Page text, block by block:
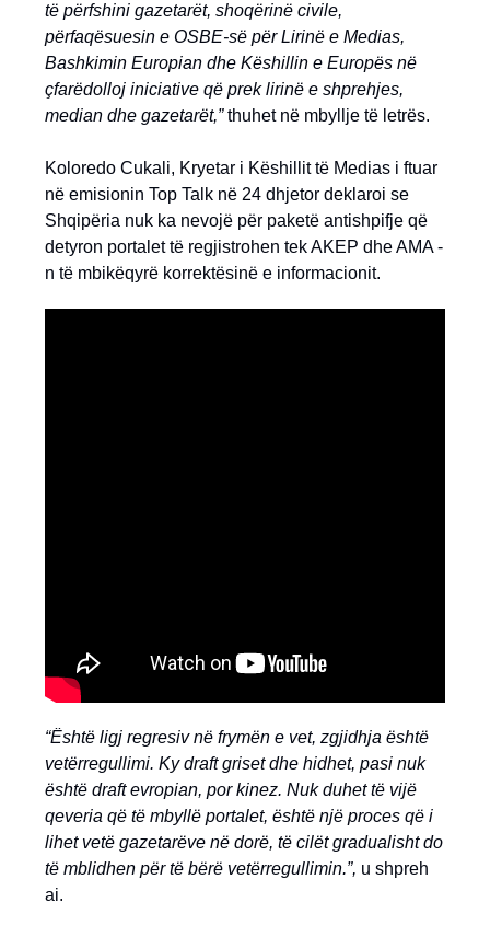
të përfshini gazetarët, shoqërinë civile,
përfaqësuesin e OSBE-së për Lirinë e Medias,
Bashkimin Europian dhe Këshillin e Europës në
çfarëdolloj iniciative që prek lirinë e shprehjes,
median dhe gazetarët,”thuhet në mbyllje të letrës.
Koloredo Cukali, Kryetar i Këshillit të Medias i ftuar
në emisionin Top Talk në 24 dhjetor deklaroi se
Shqipëria nuk ka nevojë për paketë antishpifje që
detyron portalet të regjistrohen tek AKEP dhe AMA -
n të mbikëqyrë korrektësinë e informacionit.
“Është ligj regresiv në frymën e vet, zgjidhja është
vetërregullimi. Ky draft griset dhe hidhet, pasi nuk
është draft evropian, por kinez. Nuk duhet të vijë
qeveria që të mbyllë portalet, është një proces që i
lihet vetë gazetarëve në dorë, të cilët gradualisht do
të mblidhen për të bërë vetërregullimin.”, u shpreh
ai.